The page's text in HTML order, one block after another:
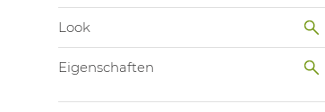
Look
Eigenschaften